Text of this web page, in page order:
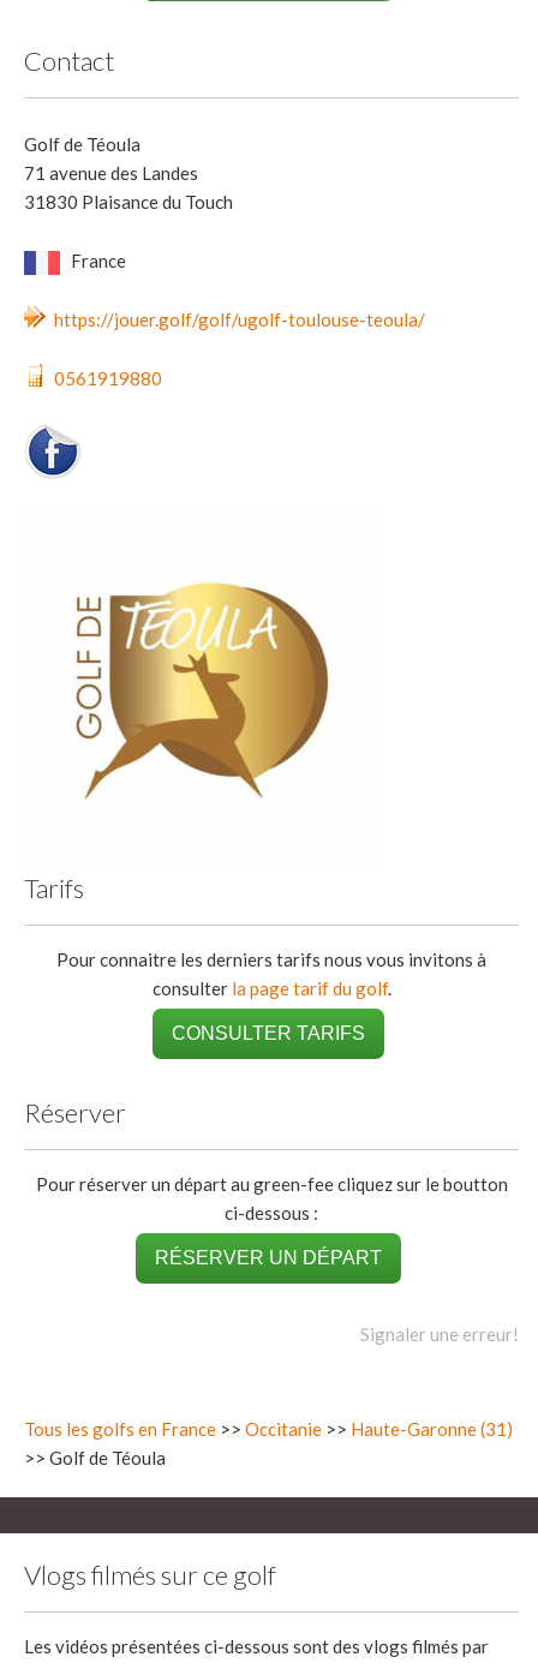
Contact
Golf de Téoula
71 avenue des Landes
31830 Plaisance du Touch
France
https://jouer.golf/golf/ugolf-toulouse-teoula/
0561919880
Tarifs
Pour connaitre les derniers tarifs nous vous invitons à
consulter la page tarif du golf.
CONSULTER TARIFS
Réserver
Pour réserver un départ au green-fee cliquez sur le boutton
ci-dessous :
RÉSERVER UN DÉPART
Signaler une erreur!
Tous les golfs en France >> Occitanie >> Haute-Garonne (31)
>> Golf de Téoula
Vlogs filmés sur ce golf
Les vidéos présentées ci-dessous sont des vlogs filmés par